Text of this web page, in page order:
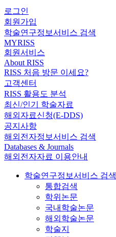
로그인
회원가입
학술연구정보서비스 검색
MYRISS
회원서비스
About RISS
RISS 처음 방문 이세요?
고객센터
RISS 활용도 분석
최신/인기 학술자료
해외자료신청(E-DDS)
공지사항
해외전자정보서비스 검색
Databases & Journals
해외전자자료 이용안내
학술연구정보서비스 검색
통합검색
학위논문
국내학술논문
해외학술논문
학술지